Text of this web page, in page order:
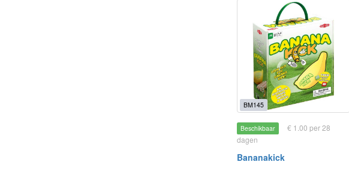
BM145
Beschikbaar
€ 1.00 per 28
dagen
Bananakick